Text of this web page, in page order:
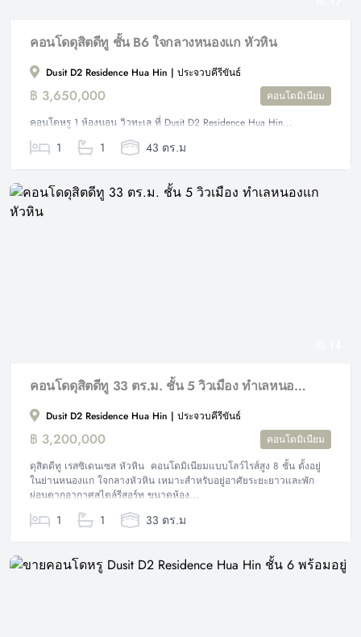
คอนโดดุสิตดีทู ชั้น B6 ใจกลางหนองแก หัวหิน
Dusit D2 Residence Hua Hin | ประจวบคีรีขันธ์
฿ 3,650,000
คอนโดมิเนียม
คอนโดหรู 1 ห้องนอน วิวทะเล ที่ Dusit D2 Residence Hua Hin...
1 1 43 ตร.ม
คอนโดดุสิตดีทู 33 ตร.ม. ชั้น 5 วิวเมือง ทำเลหนองแก หัวหิน
Dusit D2 Residence Hua Hin | ประจวบคีรีขันธ์
฿ 3,200,000
คอนโดมิเนียม
ดุสิตดีทู เรสซิเดนเซส หัวหิน คอนโดมิเนียมแบบโลว์ไรส์สูง 8 ชั้น ตั้งอยู่
ในย่านหนองแก ใจกลางหัวหิน เหมาะสำหรับอยู่อาศัยระยะยาวและพัก
ผ่อนตากอากาศสไตล์รีสอร์ท ขนาดห้อง...
1 1 33 ตร.ม